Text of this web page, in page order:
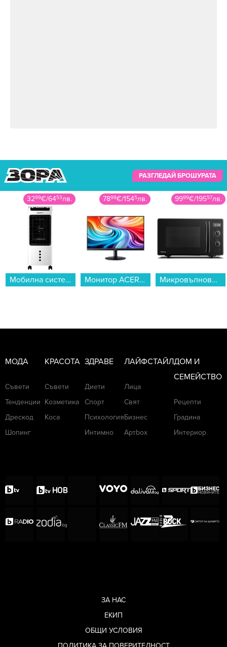
РАЗГЛЕДАЙ БРОШУРАТА
3299€/6453лв.
Мобилна система Crown MCS-5L55W...
7899€/1545лв.
Монитор ACER SA242YH1bi UM.QS2EE.109 , 23.80...
9999€/19557лв.
Микровълнова фурна Toshiba MW-AG23P(BK)*** , 23 Литри, 900 W...
МОДА
Съвети
Тенденции
Дрескод
Шопинг
КРАСОТА
Съвети
Козметика
Коса
ЗДРАВЕ
Диети
Спорт
Психология
Интимно
ЛАЙФСТАЙЛ
Лица
Свят
Бизнес
Артbox
ДОМ И
СЕМЕЙСТВО
Рецепти
Градина
Интериор
ЗА НАС
ЕКИП
ОБЩИ УСЛОВИЯ